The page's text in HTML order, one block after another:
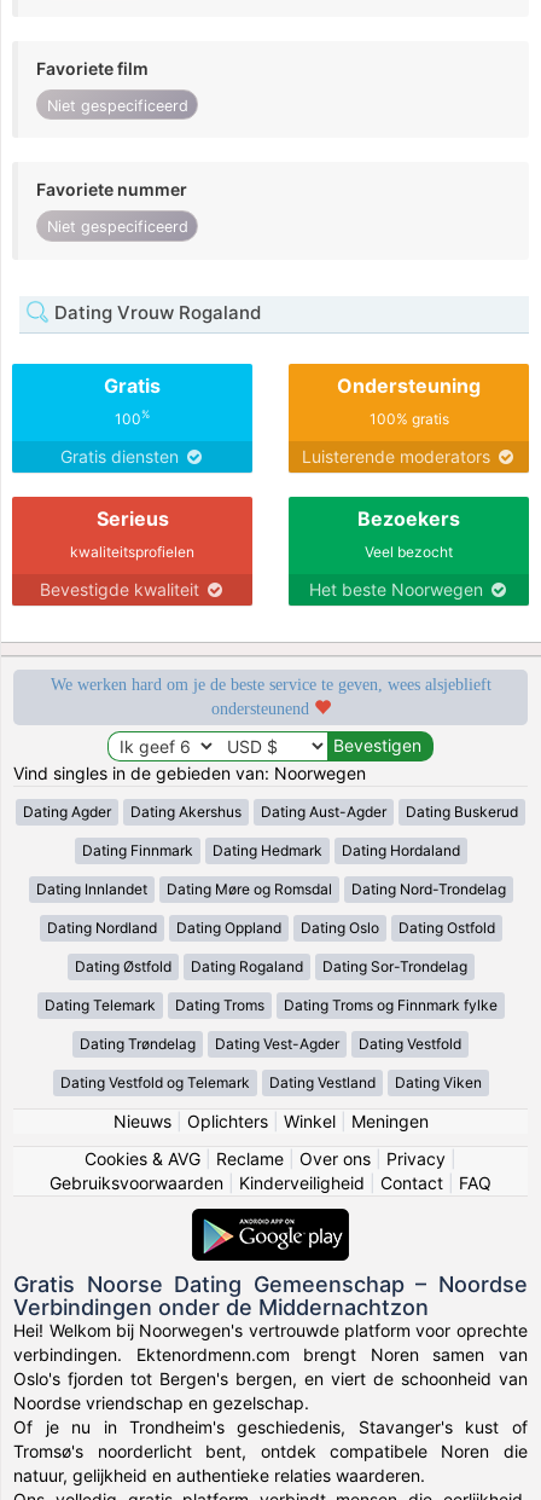
Favoriete film
Niet gespecificeerd
Favoriete nummer
Niet gespecificeerd
Dating Vrouw Rogaland
Gratis
100%
Gratis diensten
Ondersteuning
100% gratis
Luisterende moderators
Serieus
kwaliteitsprofielen
Bevestigde kwaliteit
Bezoekers
Veel bezocht
Het beste Noorwegen
We werken hard om je de beste service te geven, wees alsjeblieft
ondersteunend
Vind singles in de gebieden van: Noorwegen
Dating Agder Dating Akershus Dating Aust-Agder Dating Buskerud
Dating Finnmark Dating Hedmark Dating Hordaland
Dating Innlandet Dating Møre og Romsdal Dating Nord-Trondelag
Dating Nordland Dating Oppland Dating Oslo Dating Ostfold
Dating Østfold Dating Rogaland Dating Sor-Trondelag
Dating Telemark Dating Troms Dating Troms og Finnmark fylke
Dating Trøndelag Dating Vest-Agder Dating Vestfold
Dating Vestfold og Telemark Dating Vestland Dating Viken
Nieuws| Oplichters| Winkel| Meningen
Cookies & AVG
Reclame Over ons Privacy
Gebruiksvoorwaarden
Kinderveiligheid Contact FAQ
Gratis Noorse Dating Gemeenschap – Noordse
Verbindingen onder de Middernachtzon
Hei! Welkom bij Noorwegen's vertrouwde platform voor oprechte
verbindingen. Ektenordmenn.com brengt Noren samen van
Oslo's fjorden tot Bergen's bergen, en viert de schoonheid van
Noordse vriendschap en gezelschap.
Of je nu in Trondheim's geschiedenis, Stavanger's kust of
Tromsø's noorderlicht bent, ontdek compatibele Noren die
natuur, gelijkheid en authentieke relaties waarderen.